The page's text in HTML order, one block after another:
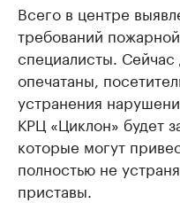
Всего в центре
требований
специалисты.
опечатаны,
устранения
КРЦ «Циклон» будет
которые могут
полностью не
приставы.